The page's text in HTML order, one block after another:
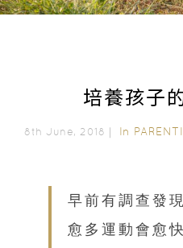
培養孩子
8th June, 2018｜ In
早前有調查發
愈多運動會愈